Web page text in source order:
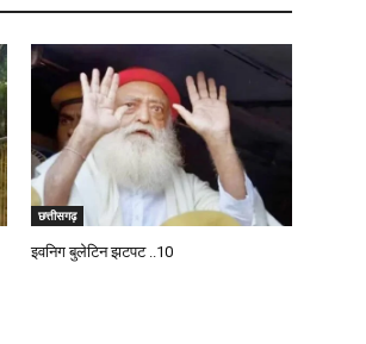
छत्तीसगढ़
इवनिग बुलेटिन झटपट ..10